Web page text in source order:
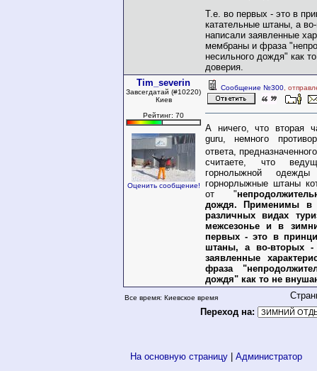
Т.е. во первых - это в
катательные штаны, а
написали заявленные
мембраны и фраза
несильного дождя" как
доверия.
Tim_severin
Завсегдатай (#10220)
Киев
Рейтинг: 70
Оценить сообщение!
Сообщение №300 ,
А ничего, что вторая
guru, немного
ответа,
считаете, что
горнолыжной
горнорлыжные штаны
от "
дождя. Применимы в
различных видах
межсезонье и в
первых - это в
штаны, а во-вторых -
заявленные
фраза
дождя" как то не
Все время: Киевское время
Переход на:
На основную страницу Администратор